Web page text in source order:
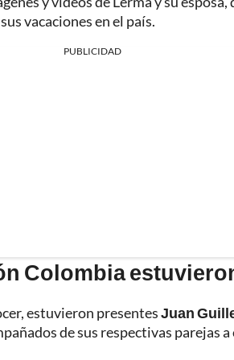
vacaciones en el país.
PUBLICIDAD
Colombia
estuvieron presentesJuan
de sus respectivas parejas a